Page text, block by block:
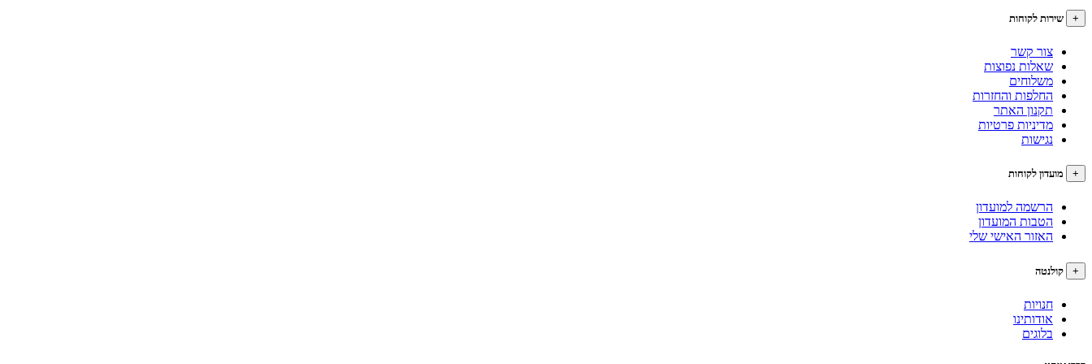
+ שירות לקוחות
צור קשר
שאלות נפוצות
משלוחים
החלפות והחזרות
תקנון האתר
מדיניות פרטיות
נגישות
+ מועדון לקוחות
הרשמה למועדון
הטבות המועדון
האזור האישי שלי
+ קולנטה
חנויות
אודותינו
בלוגים